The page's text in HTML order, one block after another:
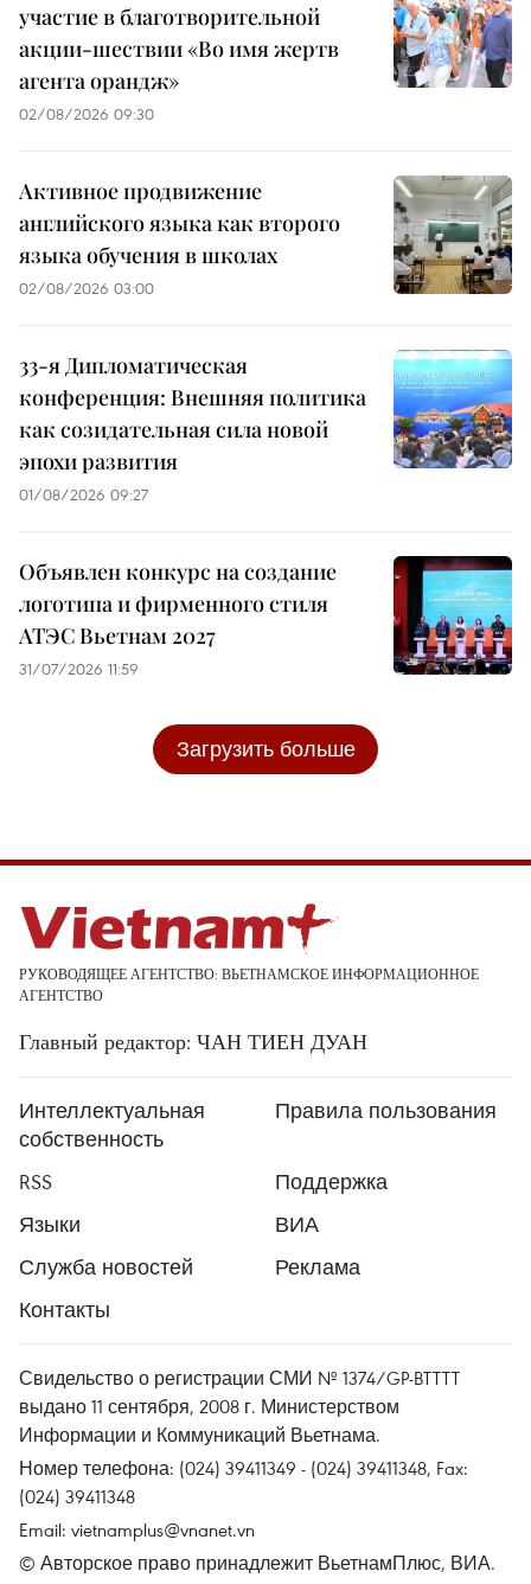
участие в благотворительной
акции-шествии «Во имя жертв
агента орандж»
02/08/2026 09:30
Активное продвижение
английского языка как второго
языка обучения в школах
02/08/2026 03:00
33-я Дипломатическая
конференция: Внешняя политика
как созидательная сила новой
эпохи развития
01/08/2026 09:27
Объявлен конкурс на создание
логотипа и фирменного стиля
АТЭС Вьетнам 2027
31/07/2026 11:59
Загрузить больше
РУКОВОДЯЩЕЕ АГЕНТСТВО: ВЬЕТНАМСКОЕ ИНФОРМАЦИОННОЕ
АГЕНТСТВО
Главный редактор: ЧАН ТИЕН ДУАН
Интеллектуальная
собственность
Правила пользования
RSS
Поддержка
Языки
ВИА
Служба новостей
Реклама
Контакты
Свидельство о регистрации СМИ № 1374/GP-BTTTT
выдано 11 сентября, 2008 г. Министерством
Информации и Коммуникаций Вьетнама.
Номер телефона: (024) 39411349 - (024) 39411348, Fax:
(024) 39411348
Email: vietnamplus@vnanet.vn
© Авторское право принадлежит ВьетнамПлюс, ВИА.